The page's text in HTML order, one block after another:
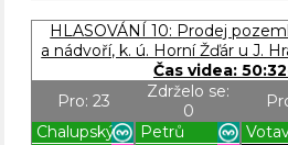
HLASOVÁNÍ 10: Prodej
a nádvoří, k. ú. Horní Žďár u J.
Čas videa:
Pro: 23
Zdrželo se:
0
Chalupský
Petrů